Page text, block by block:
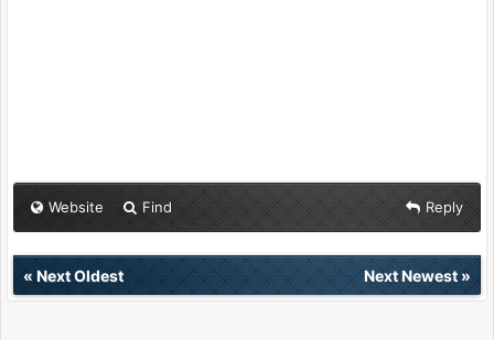
Website Find Reply
« Next Oldest Next Newest»